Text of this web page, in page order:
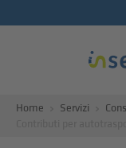
Home Servizi